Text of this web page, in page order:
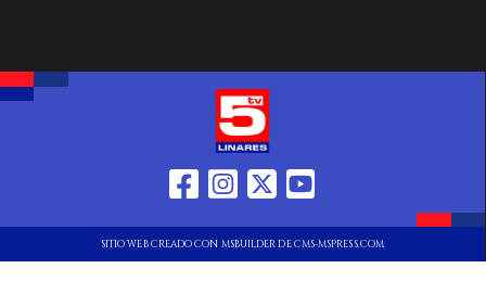
SITIO WEB CREADO CON MSBUILDER DE CMS-MSPRESS.COM